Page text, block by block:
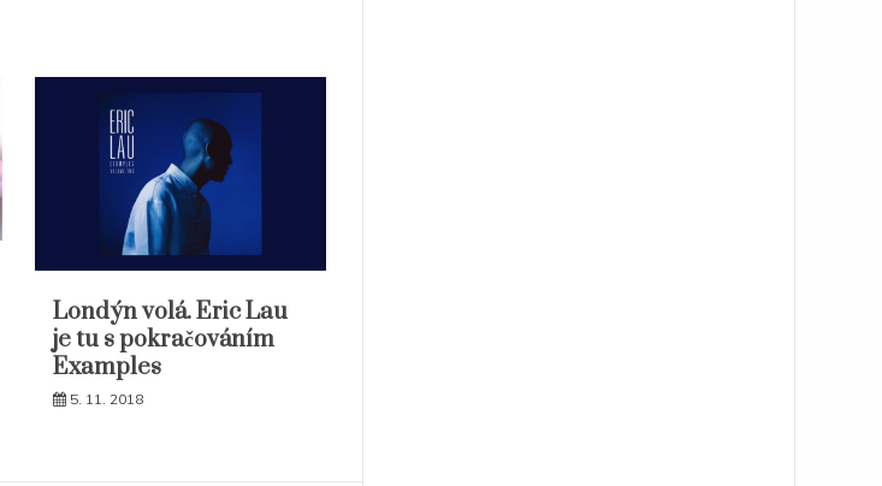
Londýn volá. Eric Lau
je tu s pokračováním
Examples
5. 11. 2018